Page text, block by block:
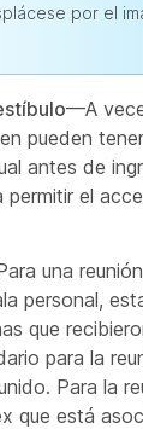
por el
—A
pueden
antes de
permitir el
una
personal,
que
para la
Para la
que está